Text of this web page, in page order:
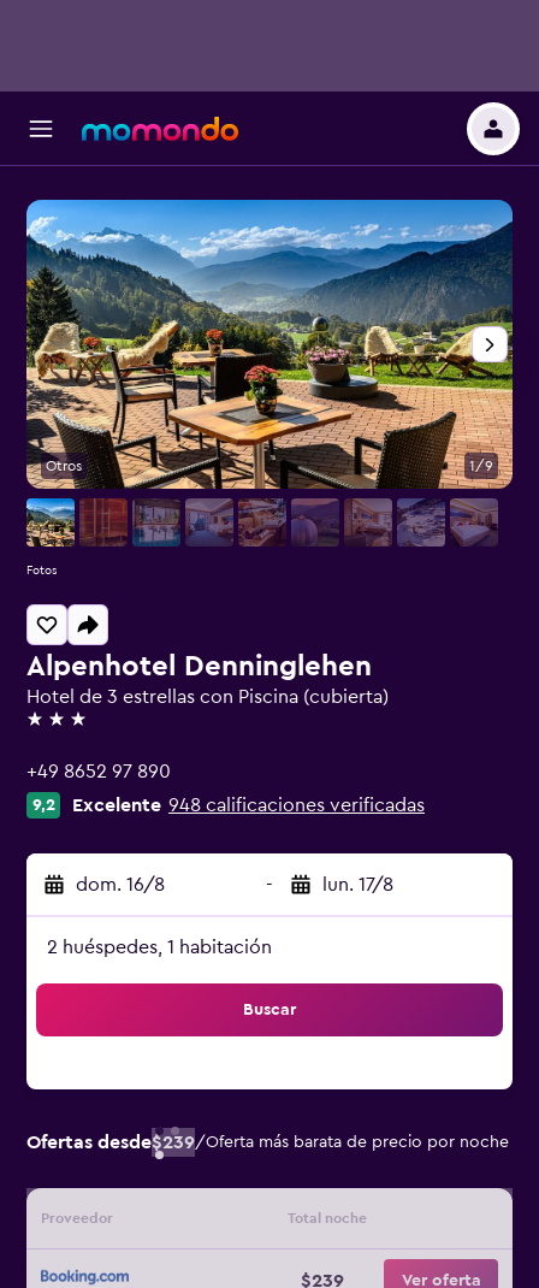
Alpenhotel Denninglehen
Hotel de 3 estrellas con Piscina (cubierta)
3 estrellas
+49 8652 97 890
9,2 Excelente 948 calificaciones verificadas
dom. 16/8 - lun. 17/8
2 huéspedes, 1 habitación
Buscar
Ofertas desde$239/Oferta más barata de precio por noche
Proveedor Total noche
$239 Ver oferta
Otros 1/9
Fotos